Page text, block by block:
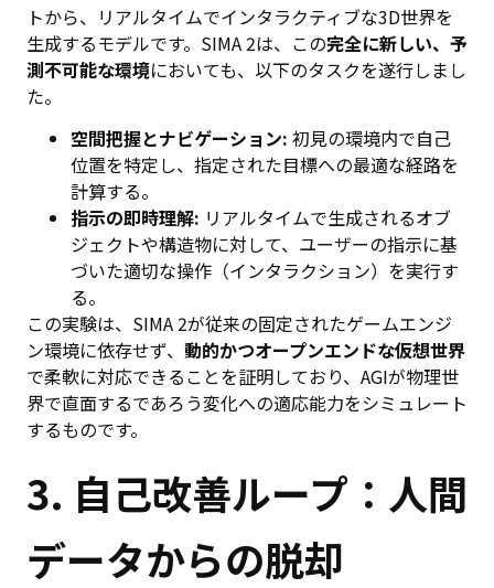
トから、リアルタイムでインタラクティブな3D世界を
生成するモデルです。SIMA 2は、この完全に新しい、予
測不可能な環境においても、以下のタスクを遂行しまし
た。
空間把握とナビゲーション: 初見の環境内で自己
位置を特定し、指定された目標への最適な経路を
計算する。
指示の即時理解: リアルタイムで生成されるオブ
ジェクトや構造物に対して、ユーザーの指示に基
づいた適切な操作（インタラクション）を実行す
る。
この実験は、SIMA 2が従来の固定されたゲームエンジ
ン環境に依存せず、 動的かつオープンエンドな仮想世界
で柔軟に対応できることを証明しており、AGIが物理世
界で直面するであろう変化への適応能力をシミュレート
するものです。
3. 自己改善ループ：人間
データからの脱却